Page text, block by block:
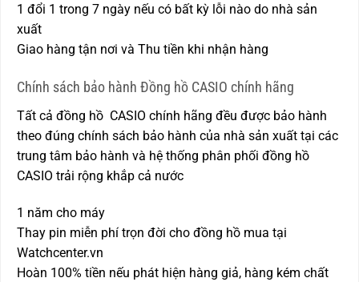
1 đổi 1 trong 7 ngày nếu có bất kỳ lỗi nào do nhà sản
xuất
Giao hàng tận nơi và Thu tiền khi nhận hàng
Chính sách bảo hành Đồng hồ CASIO chính hãng
Tất cả đồng hồ CASIO chính hãng đều được bảo hành
theo đúng chính sách bảo hành của nhà sản xuất tại các
trung tâm bảo hành và hệ thống phân phối đồng hồ
CASIO trải rộng khắp cả nước
1 năm cho máy
Thay pin miễn phí trọn đời cho đồng hồ mua tại
Watchcenter.vn
Hoàn 100% tiền nếu phát hiện hàng giả, hàng kém chất